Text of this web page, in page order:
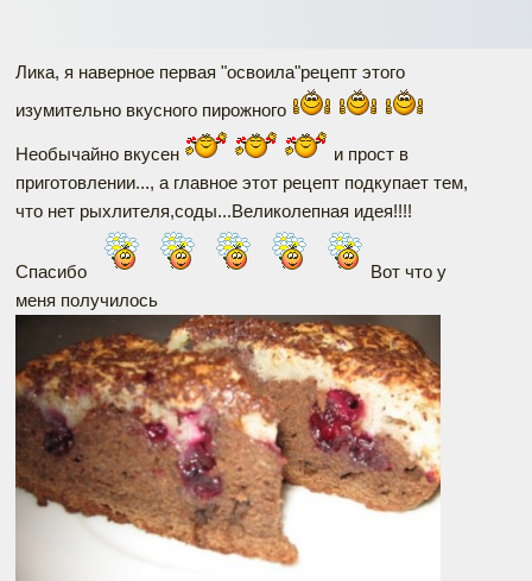
Лика, я наверное первая "освоила"рецепт этого
изумительно вкусного пирожного
Необычайно вкусен
и прост в
приготовлении..., а главное этот рецепт подкупает тем,
что нет рыхлителя,соды...Великолепная идея!!!!
Спасибо
Вот что у
меня получилось